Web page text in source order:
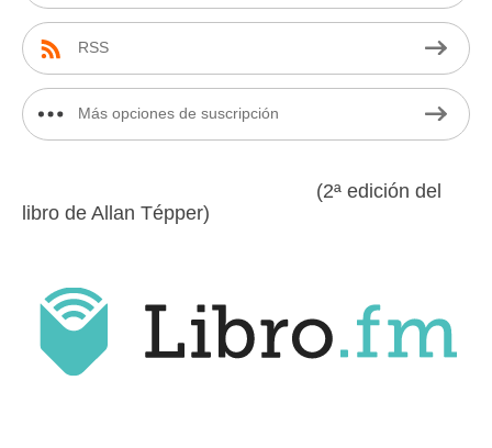
RSS
Más opciones de suscripción
(2ª edición del
libro de Allan Tépper)